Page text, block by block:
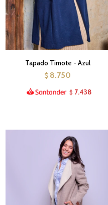
Tapado Timote - Azul
$ 8.750
$ 7.438